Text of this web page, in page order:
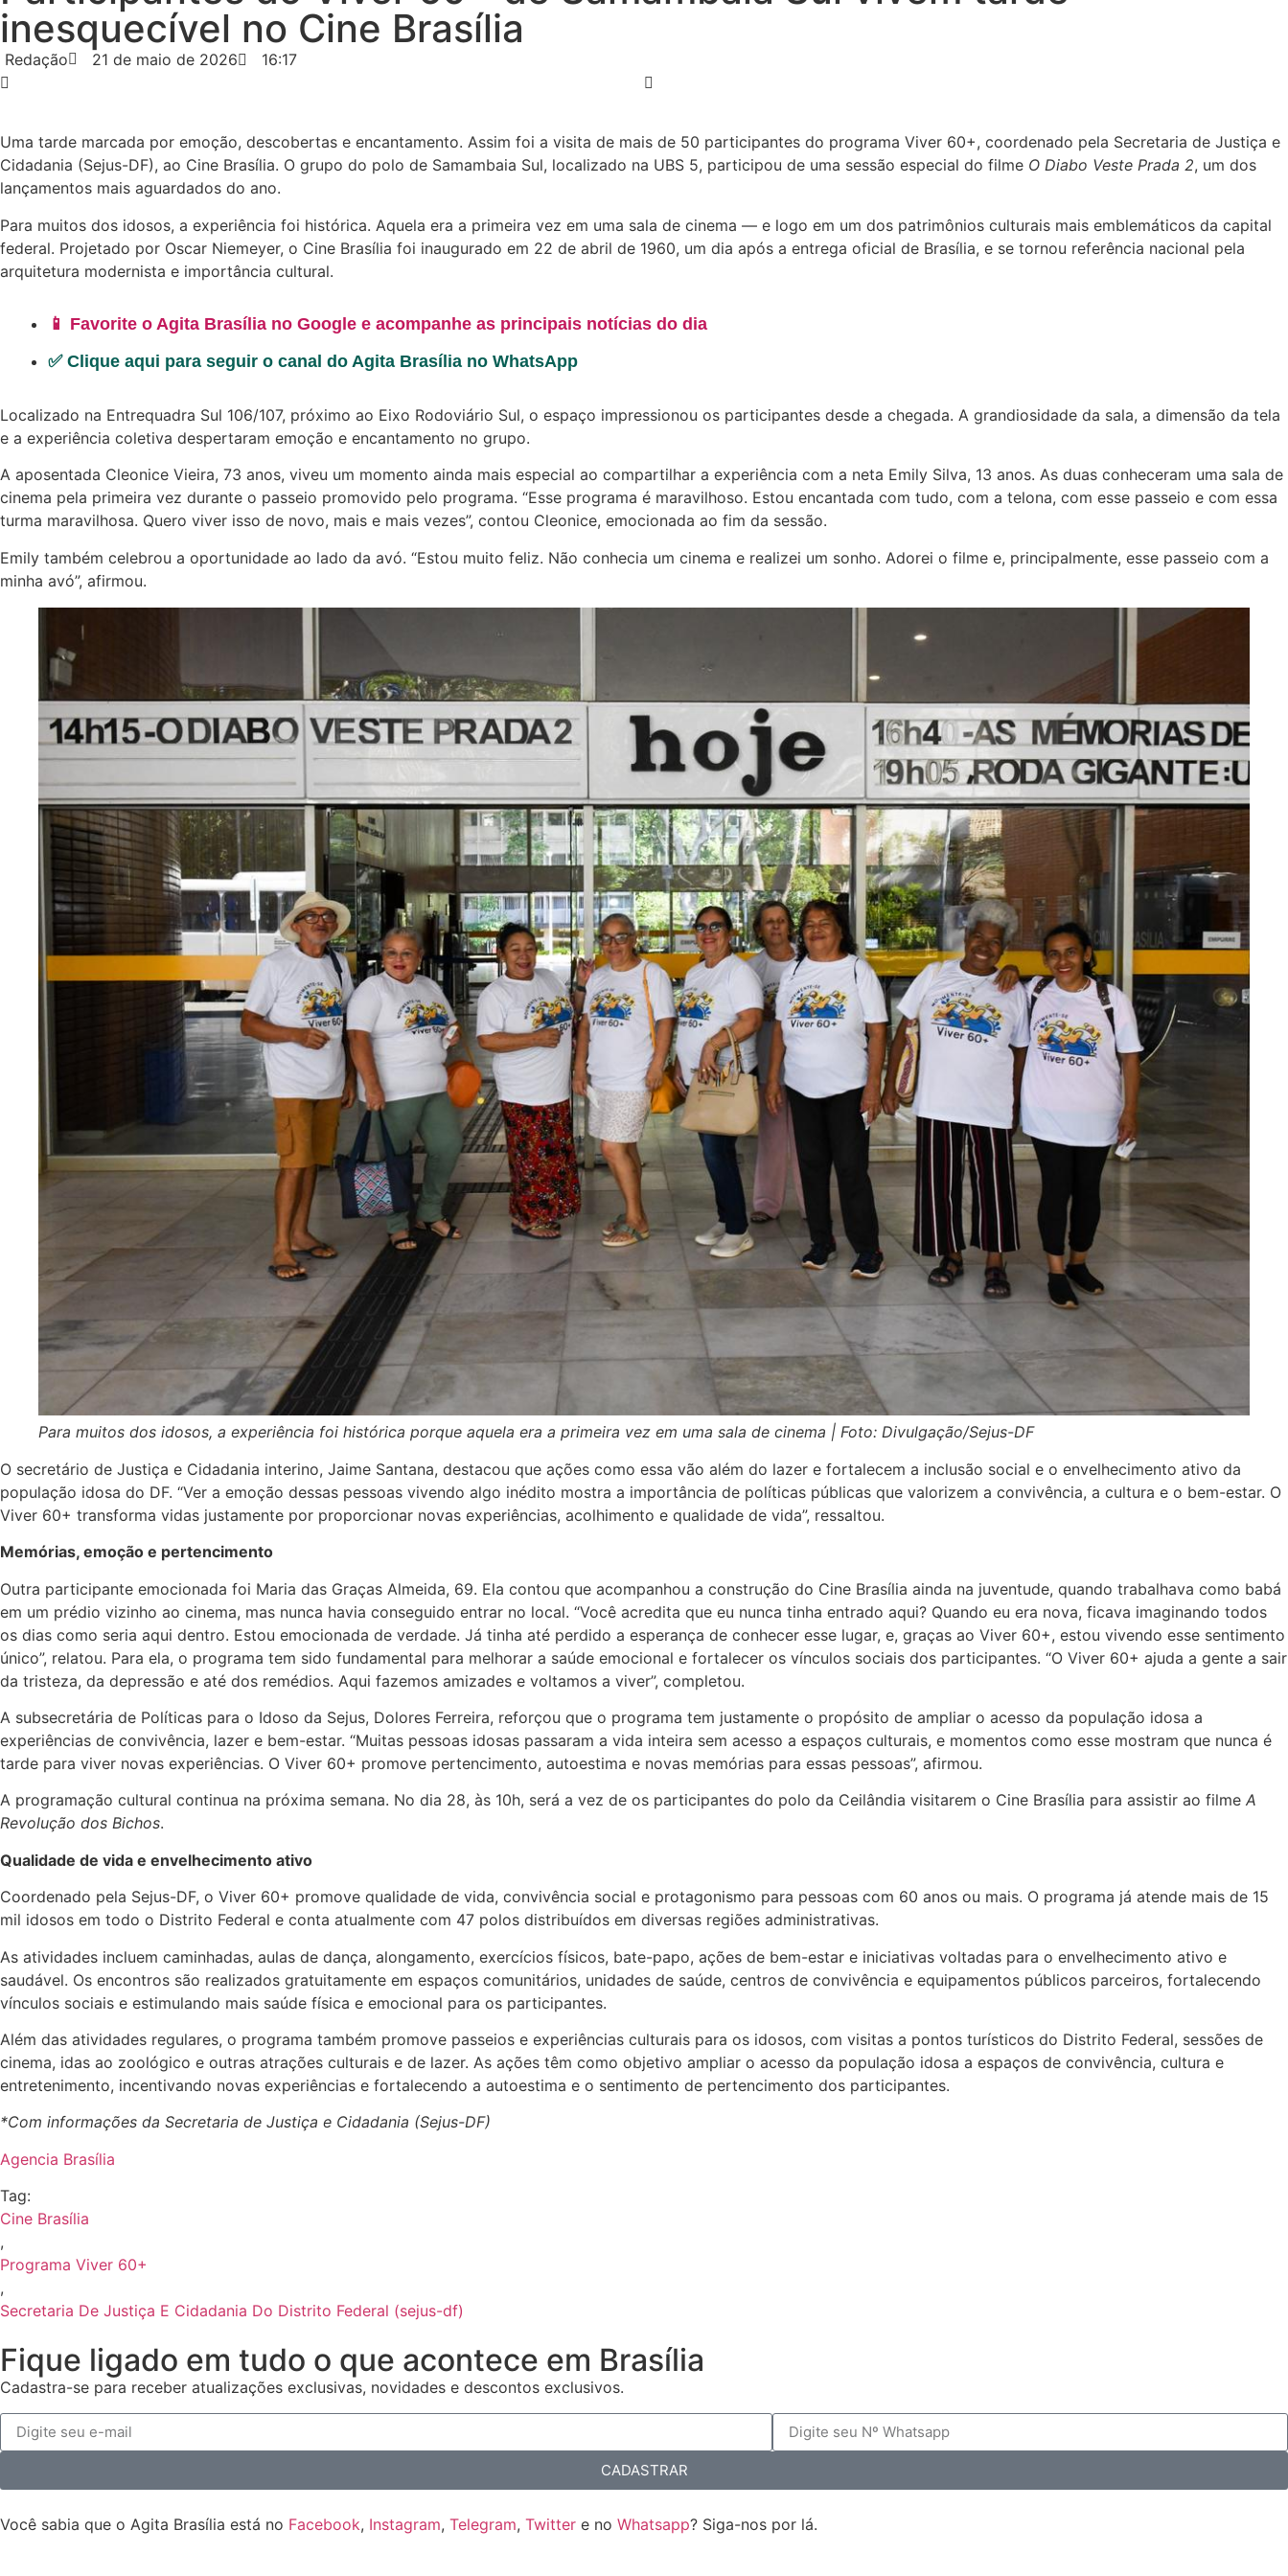
inesquecível no Cine Brasília
Redação 21 de maio de 2026 16:17
Uma tarde marcada por emoção, descobertas e encantamento. Assim foi a visita de mais de 50 participantes do programa Viver 60+, coordenado pela Secretaria de Justiça e
Cidadania (Sejus-DF), ao Cine Brasília. O grupo do polo de Samambaia Sul, localizado na UBS 5, participou de uma sessão especial do filme O Diabo Veste Prada 2, um dos
lançamentos mais aguardados do ano.
Para muitos dos idosos, a experiência foi histórica. Aquela era a primeira vez em uma sala de cinema — e logo em um dos patrimônios culturais mais emblemáticos da capital
federal. Projetado por Oscar Niemeyer, o Cine Brasília foi inaugurado em 22 de abril de 1960, um dia após a entrega oficial de Brasília, e se tornou referência nacional pela
arquitetura modernista e importância cultural.
📱 Favorite o Agita Brasília no Google e acompanhe as principais notícias do dia
✅ Clique aqui para seguir o canal do Agita Brasília no WhatsApp
Localizado na Entrequadra Sul 106/107, próximo ao Eixo Rodoviário Sul, o espaço impressionou os participantes desde a chegada. A grandiosidade da sala, a dimensão da tela
e a experiência coletiva despertaram emoção e encantamento no grupo.
A aposentada Cleonice Vieira, 73 anos, viveu um momento ainda mais especial ao compartilhar a experiência com a neta Emily Silva, 13 anos. As duas conheceram uma sala de
cinema pela primeira vez durante o passeio promovido pelo programa. “Esse programa é maravilhoso. Estou encantada com tudo, com a telona, com esse passeio e com essa
turma maravilhosa. Quero viver isso de novo, mais e mais vezes”, contou Cleonice, emocionada ao fim da sessão.
Emily também celebrou a oportunidade ao lado da avó. “Estou muito feliz. Não conhecia um cinema e realizei um sonho. Adorei o filme e, principalmente, esse passeio com a
minha avó”, afirmou.
Para muitos dos idosos, a experiência foi histórica porque aquela era a primeira vez em uma sala de cinema | Foto: Divulgação/Sejus-DF
O secretário de Justiça e Cidadania interino, Jaime Santana, destacou que ações como essa vão além do lazer e fortalecem a inclusão social e o envelhecimento ativo da
população idosa do DF. “Ver a emoção dessas pessoas vivendo algo inédito mostra a importância de políticas públicas que valorizem a convivência, a cultura e o bem-estar. O
Viver 60+ transforma vidas justamente por proporcionar novas experiências, acolhimento e qualidade de vida”, ressaltou.
Memórias, emoção e pertencimento
Outra participante emocionada foi Maria das Graças Almeida, 69. Ela contou que acompanhou a construção do Cine Brasília ainda na juventude, quando trabalhava como babá
em um prédio vizinho ao cinema, mas nunca havia conseguido entrar no local. “Você acredita que eu nunca tinha entrado aqui? Quando eu era nova, ficava imaginando todos
os dias como seria aqui dentro. Estou emocionada de verdade. Já tinha até perdido a esperança de conhecer esse lugar, e, graças ao Viver 60+, estou vivendo esse sentimento
único”, relatou. Para ela, o programa tem sido fundamental para melhorar a saúde emocional e fortalecer os vínculos sociais dos participantes. “O Viver 60+ ajuda a gente a sair
da tristeza, da depressão e até dos remédios. Aqui fazemos amizades e voltamos a viver”, completou.
A subsecretária de Políticas para o Idoso da Sejus, Dolores Ferreira, reforçou que o programa tem justamente o propósito de ampliar o acesso da população idosa a
experiências de convivência, lazer e bem-estar. “Muitas pessoas idosas passaram a vida inteira sem acesso a espaços culturais, e momentos como esse mostram que nunca é
tarde para viver novas experiências. O Viver 60+ promove pertencimento, autoestima e novas memórias para essas pessoas”, afirmou.
A programação cultural continua na próxima semana. No dia 28, às 10h, será a vez de os participantes do polo da Ceilândia visitarem o Cine Brasília para assistir ao filme A
Revolução dos Bichos.
Qualidade de vida e envelhecimento ativo
Coordenado pela Sejus-DF, o Viver 60+ promove qualidade de vida, convivência social e protagonismo para pessoas com 60 anos ou mais. O programa já atende mais de 15
mil idosos em todo o Distrito Federal e conta atualmente com 47 polos distribuídos em diversas regiões administrativas.
As atividades incluem caminhadas, aulas de dança, alongamento, exercícios físicos, bate-papo, ações de bem-estar e iniciativas voltadas para o envelhecimento ativo e
saudável. Os encontros são realizados gratuitamente em espaços comunitários, unidades de saúde, centros de convivência e equipamentos públicos parceiros, fortalecendo
vínculos sociais e estimulando mais saúde física e emocional para os participantes.
Além das atividades regulares, o programa também promove passeios e experiências culturais para os idosos, com visitas a pontos turísticos do Distrito Federal, sessões de
cinema, idas ao zoológico e outras atrações culturais e de lazer. As ações têm como objetivo ampliar o acesso da população idosa a espaços de convivência, cultura e
entretenimento, incentivando novas experiências e fortalecendo a autoestima e o sentimento de pertencimento dos participantes.
*Com informações da Secretaria de Justiça e Cidadania (Sejus-DF)
Agencia Brasília
Tag:
Cine Brasília
,
Programa Viver 60+
,
Secretaria De Justiça E Cidadania Do Distrito Federal (sejus-df)
Fique ligado em tudo o que acontece em Brasília
Cadastra-se para receber atualizações exclusivas, novidades e descontos exclusivos.
CADASTRAR
Você sabia que o Agita Brasília está no Facebook, Instagram, Telegram, Twitter e no Whatsapp? Siga-nos por lá.